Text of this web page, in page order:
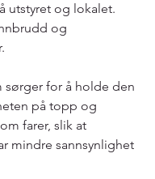
utstyret og lokalet.
og
sørger for å holde den
på topp og
farer, slik at
mindre sannsynlighet